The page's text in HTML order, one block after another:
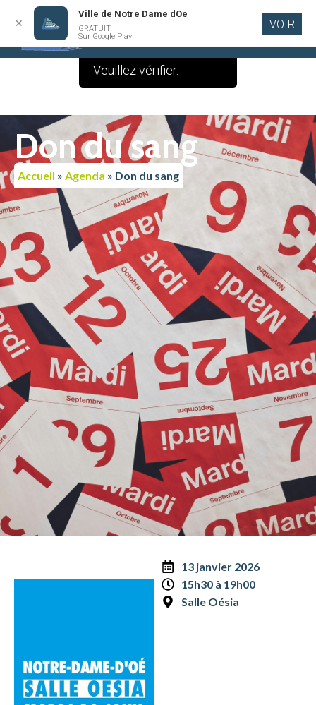
contenu
Don du sang
Accueil » Agenda » Don du sang
13 janvier 2026
15h30 à 19h00
Salle Oésia
✕
Ville de Notre Dame dOe
GRATUIT
Sur Google Play
VOIR
Le contenu de cette
publication est vide.
Veuillez vérifier.